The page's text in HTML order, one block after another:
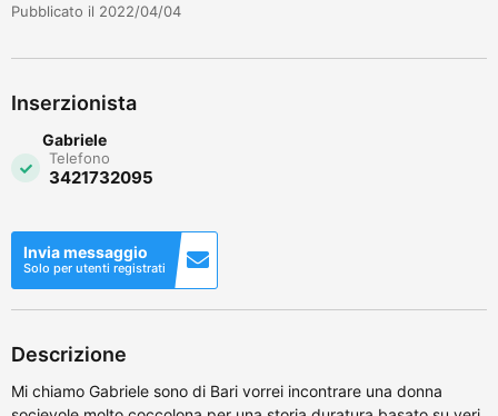
Pubblicato il 2022/04/04
Inserzionista
Gabriele
Telefono
3421732095
Invia messaggio
Solo per utenti registrati
Descrizione
Mi chiamo Gabriele sono di Bari vorrei incontrare una donna